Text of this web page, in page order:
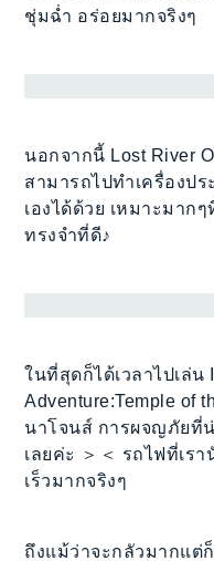
ชุ่มฉ่ำ อร่อยมากจริงๆ
นอกจากนี้ Lost River
สามารถไปทำเครื่องป
เองได้ด้วย เหมาะมาก
ทรงจำที่ดี♪
ในที่สุดก็ได้เวลาไปเล่น
Adventure:Temple of
นาโจนส์ การผจญภัยที่
เลยค่ะ ＞＜ รถไฟที่เร
เร็วมากจริงๆ
ถึงแม้ว่าจะกลัวมากแต่